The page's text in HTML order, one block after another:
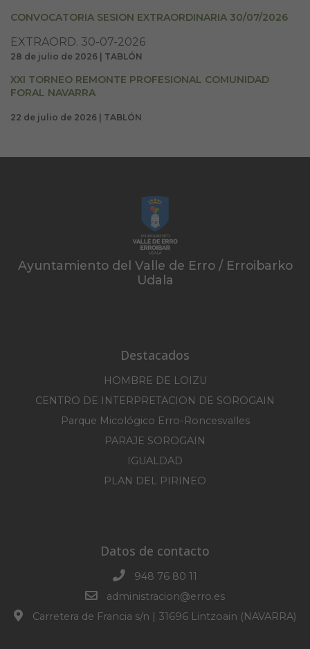
CONVOCATORIA SESION EXTRAORDINARIA 30/07/2026
EXTRAORD. 30-07-2026
28 de julio de 2026 | TABLÓN
XXI TORNEO REMONTE PROFESIONAL COMUNIDAD
FORAL NAVARRA
22 de julio de 2026 | TABLÓN
Ayuntamiento del Valle de Erro / Erroibarko
Udala
Destacados
HOMBRE DE LOIZU
CENTRO DE INTERPRETACION DE SOROGAIN
Parque Micológico Erro-Roncesvalles
PARAJE SOROGAIN
IGUALDAD
PLAN DEL PIRINEO
Datos de contacto
948 76 80 11
administracion@erro.es
Carretera de Francia s/n | 31696 Lintzoain (NAVARRA)